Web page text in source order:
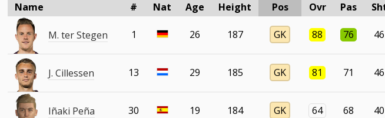
Name # Nat Age Height Pos Ovr Pas
M. ter Stegen 1 26 187 GK 88 76 46
J. Cillessen 13 29 185 GK 81 71 46
Iñaki Peña 30 19 184 GK 64 68 40